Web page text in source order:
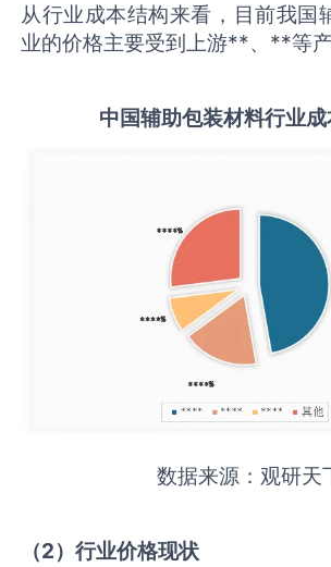
从行业成本结构来看，目前我国
业的价格主要受到上游**、**等产
中国辅助包装材料行业
数据来源：观研天
（2）行业价格现状